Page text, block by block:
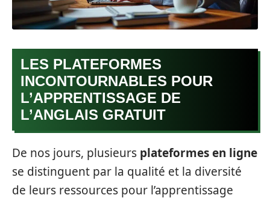
LES PLATEFORMES
INCONTOURNABLES POUR
L’APPRENTISSAGE DE
L’ANGLAIS GRATUIT
De nos jours, plusieurs plateformes en ligne
se distinguent par la qualité et la diversité
de leurs ressources pour l’apprentissage